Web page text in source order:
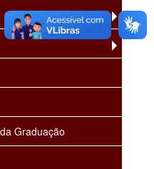
Graduação